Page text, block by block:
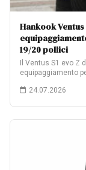
Hankook
19/20 pollici
Il Ventus S1 evo Z
equipaggiamento
24.07.2026